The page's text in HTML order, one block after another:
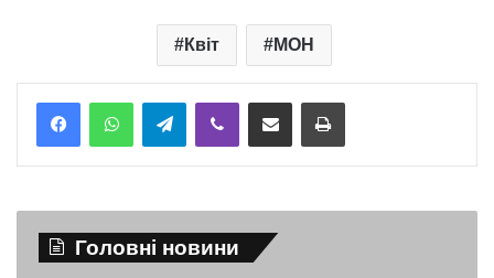
Квіт МОН
TelegramViber Надіслати електронною поштоюНадрукувати
Головні новини